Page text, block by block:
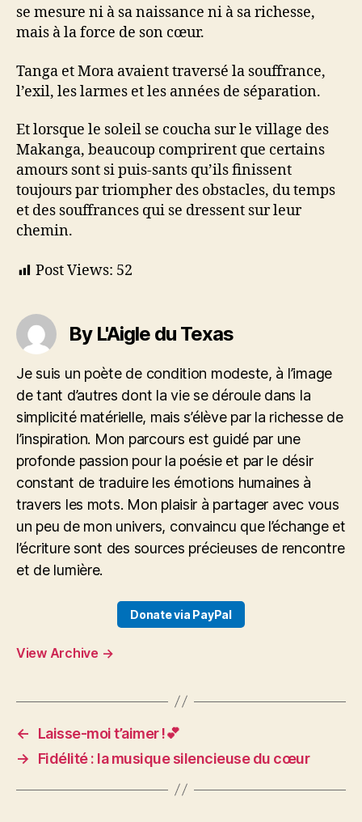
se mesure ni à sa naissance ni à sa richesse,
mais à la force de son cœur.
Tanga et Mora avaient traversé la souffrance,
l’exil, les larmes et les années de séparation.
Et lorsque le soleil se coucha sur le village des
Makanga, beaucoup comprirent que certains
amours sont si puis-sants qu’ils finissent
toujours par triompher des obstacles, du temps
et des souffrances qui se dressent sur leur
chemin.
Post Views: 52
By L'Aigle du Texas
Je suis un poète de condition modeste, à l’image
de tant d’autres dont la vie se déroule dans la
simplicité matérielle, mais s’élève par la richesse de
l’inspiration. Mon parcours est guidé par une
profonde passion pour la poésie et par le désir
constant de traduire les émotions humaines à
travers les mots. Mon plaisir à partager avec vous
un peu de mon univers, convaincu que l’échange et
l’écriture sont des sources précieuses de rencontre
et de lumière.
Donate via PayPal
View Archive →
←
Laisse-moi t’aimer !💕
→
Fidélité : la musique silencieuse du cœur